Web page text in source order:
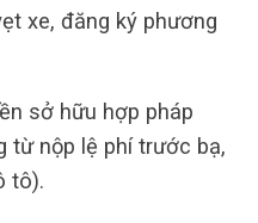
xe, đăng ký phương
sở hữu hợp pháp
từ nộp lệ phí trước bạ,
tô).